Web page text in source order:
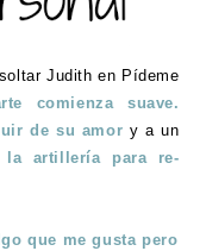
Judith en Pídeme
comienza suave.
de su amor y a un
la artillería para re-
que me gusta pero